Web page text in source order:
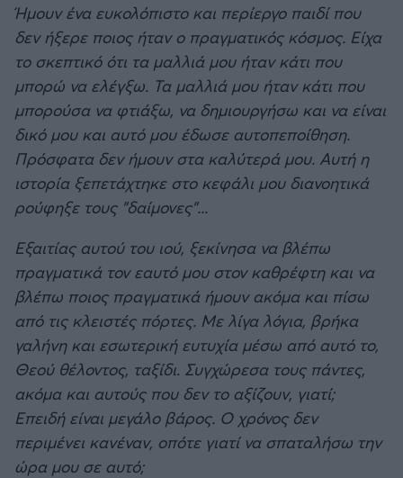
Ήμουν ένα ευκολόπιστο και περίεργο παιδί που
δεν ήξερε ποιος ήταν ο πραγματικός κόσμος. Είχα
το σκεπτικό ότι τα μαλλιά μου ήταν κάτι που
μπορώ να ελέγξω. Τα μαλλιά μου ήταν κάτι που
μπορούσα να φτιάξω, να δημιουργήσω και να είναι
δικό μου και αυτό μου έδωσε αυτοπεποίθηση.
Πρόσφατα δεν ήμουν στα καλύτερά μου. Αυτή η
ιστορία ξεπετάχτηκε στο κεφάλι μου διανοητικά
ρούφηξε τους "δαίμονες"...
Εξαιτίας αυτού του ιού, ξεκίνησα να βλέπω
πραγματικά τον εαυτό μου στον καθρέφτη και να
βλέπω ποιος πραγματικά ήμουν ακόμα και πίσω
από τις κλειστές πόρτες. Με λίγα λόγια, βρήκα
γαλήνη και εσωτερική ευτυχία μέσω από αυτό το,
Θεού θέλοντος, ταξίδι. Συγχώρεσα τους πάντες,
ακόμα και αυτούς που δεν το αξίζουν, γιατί;
Επειδή είναι μεγάλο βάρος. Ο χρόνος δεν
περιμένει κανέναν, οπότε γιατί να σπαταλήσω την
ώρα μου σε αυτό;